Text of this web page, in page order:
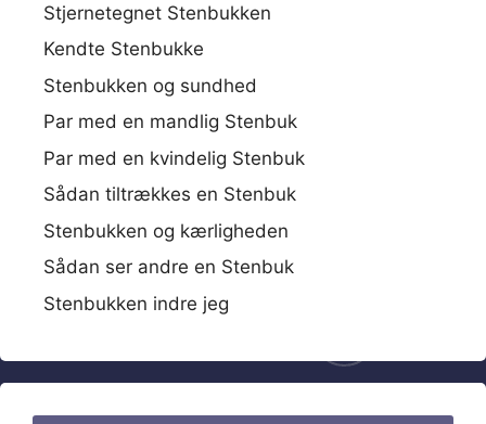
Stjernetegnet Stenbukken
Kendte Stenbukke
Stenbukken og sundhed
Par med en mandlig Stenbuk
Par med en kvindelig Stenbuk
Sådan tiltrækkes en Stenbuk
Stenbukken og kærligheden
Sådan ser andre en Stenbuk
Stenbukken indre jeg